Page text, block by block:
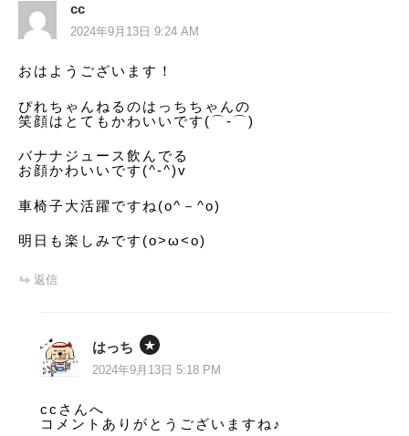
cc
2024年9月13日 9:24 AM
おはようございます！
ぴれちゃんねるのはっちちゃんの
笑顔はとてもかわいいです(⌒‐⌒)
バナナジュース飲んでる
お顔かわいいです(^-^)v
車椅子大活躍ですね(o^－^o)
明日も楽しみです(o>ω<o)
返信
はっち
2024年9月13日 5:18 PM
ccさんへ
コメントありがとうございますね♪